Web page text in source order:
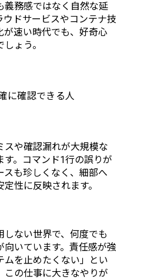
義務感ではなく自然な延
ドサービスやコンテナ技
が速い時代でも、好奇心
ょう。
に確認できる人
スや確認漏れが大規模な
す。コマンド1行の誤りが
スも珍しくなく、細部へ
性に反映されます。
しない世界で、何度でも
いています。責任感が強
ムを止めたくない」とい
この仕事に大きなやりが